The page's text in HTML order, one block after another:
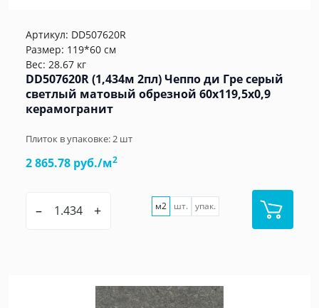
Артикул: DD507620R
Размер: 119*60 см
Вес: 28.67 кг
DD507620R (1,434м 2пл) Чеппо ди Гре серый
светлый матовый обрезной 60x119,5x0,9
керамогранит
Плиток в упаковке:2 шт
2 865.78 руб./м2
– + м2 шт. упак.